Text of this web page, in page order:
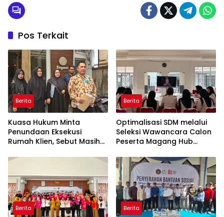
Pos Terkait
Berita
Kuasa Hukum Minta
Penundaan Eksekusi
Rumah Klien, Sebut Masih
Hukum yang Berjalan
Berita
Optimalisasi SDM melalui
Seleksi Wawancara Calon
Peserta Magang Hub
2026
Berita Berita